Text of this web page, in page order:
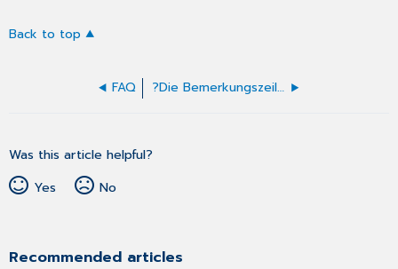
Back to top
FAQ ?Die Bemerkungszeile in den SKT-Zusätzen fehlt
Was this article helpful?
Yes
No
Recommended articles